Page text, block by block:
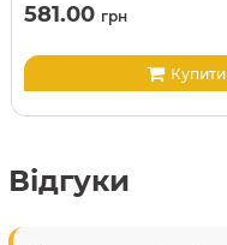
581.00 грн
Купити
Відгуки